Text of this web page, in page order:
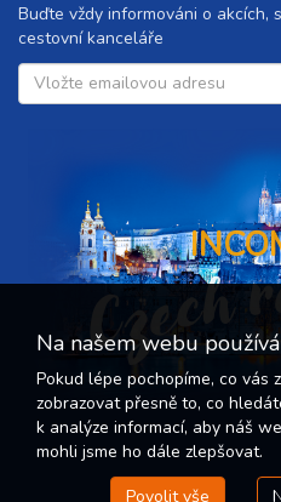
Buďte vždy informováni o akcích,
cestovní kanceláře
Czech
Na našem webu
Pokud lépe pochopíme, co vás
zobrazovat přesně to, co
k analýze informací, aby náš
mohli jsme ho dále zlepšovat.
Povolit vše